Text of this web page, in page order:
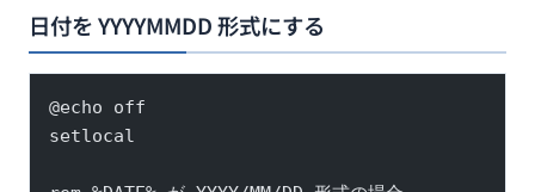
日付を YYYYMMDD 形式にする
@echo off
setlocal